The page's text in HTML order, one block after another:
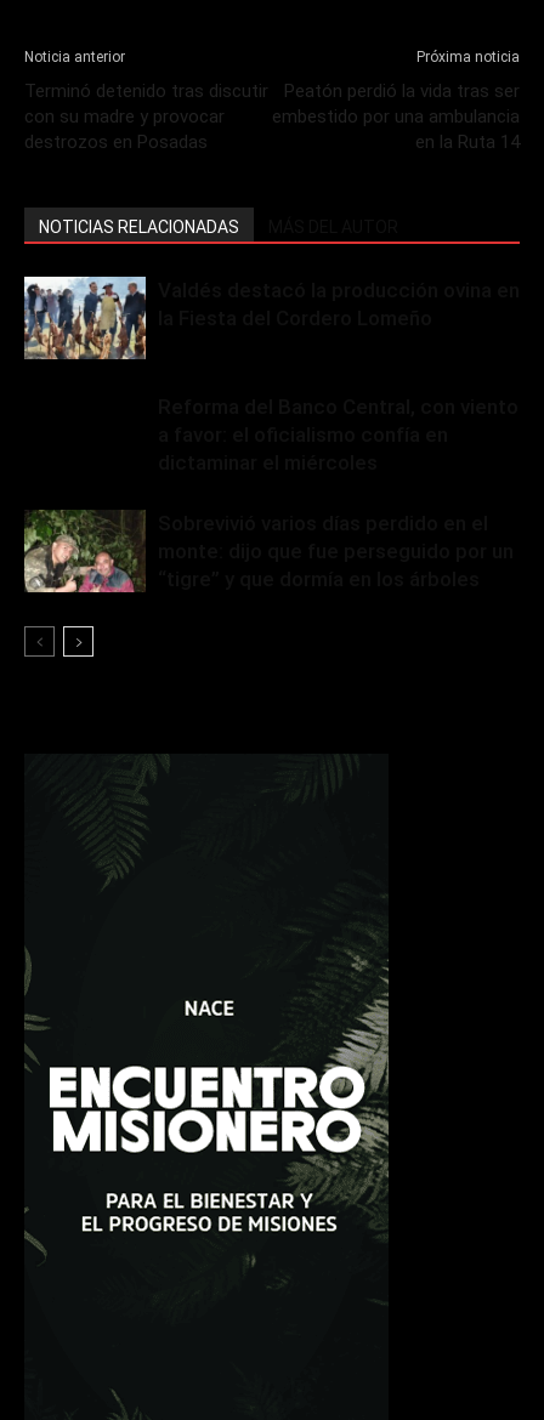
Noticia anterior
Terminó detenido tras discutir
con su madre y provocar
destrozos en Posadas
Próxima noticia
Peatón perdió la vida tras ser
embestido por una ambulancia
en la Ruta 14
NOTICIAS RELACIONADAS